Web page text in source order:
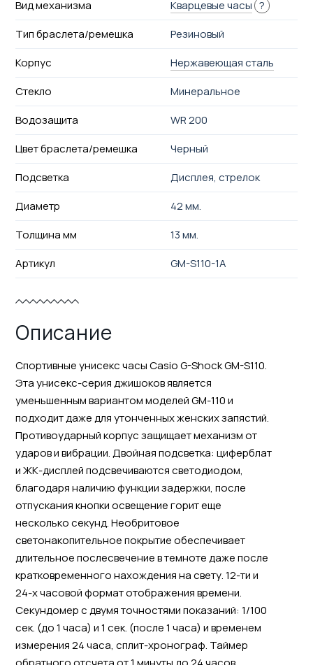
Вид механизма Кварцевые часы ?
Тип браслета/ремешка
Резиновый
Корпус
Нержавеющая сталь
Стекло
Минеральное
Водозащита
WR 200
Цвет браслета/ремешка
Черный
Подсветка
Дисплея, стрелок
Диаметр
42 мм.
Толщина мм
13 мм.
Артикул
GM-S110-1A
Описание
Спортивные унисекс часы Casio G-Shock GM-S110.
Эта унисекс-серия джишоков является
уменьшенным вариантом моделей GM-110 и
подходит даже для утонченных женских запястий.
Противоударный корпус защищает механизм от
ударов и вибрации. Двойная подcветка: циферблат
и ЖК-дисплей подсвечиваются светодиодом,
благодаря наличию функции задержки, после
отпускания кнопки освещение горит еще
несколько секунд. Необритовое
светонакопительное покрытие обеспечивает
длительное послесвечение в темноте даже после
кратковременного нахождения на свету. 12-ти и
24-х часовой формат отображения времени.
Секундомер с двумя точностями показаний: 1/100
сек. (до 1 часа) и 1 сек. (после 1 часа) и временем
измерения 24 часа, сплит-хронограф. Таймер